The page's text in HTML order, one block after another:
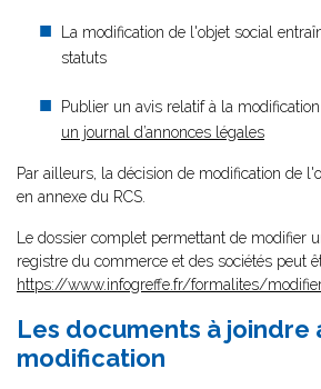
La modification de l'objet social
statuts
Publier un avis relatif à la
un journal d’annonces légales
Par ailleurs, la décision de modification de
en annexe du RCS.
Le dossier complet permettant de modifier
registre du commerce et des sociétés peut
https://www.infogreffe.fr/formalites/
Les documents à joindre
modification